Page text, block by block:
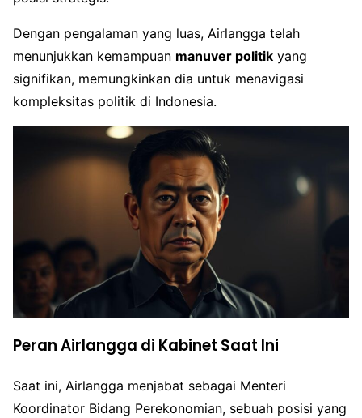
Dengan pengalaman yang luas, Airlangga telah
menunjukkan kemampuan manuver politik yang
signifikan, memungkinkan dia untuk menavigasi
kompleksitas politik di Indonesia.
Peran Airlangga di Kabinet Saat Ini
Saat ini, Airlangga menjabat sebagai Menteri
Koordinator Bidang Perekonomian, sebuah posisi yang